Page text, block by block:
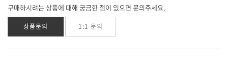
구매하시려는 상품에 대해 궁금한 점이 있으면 문의주세요.
상품문의 1:1 문의